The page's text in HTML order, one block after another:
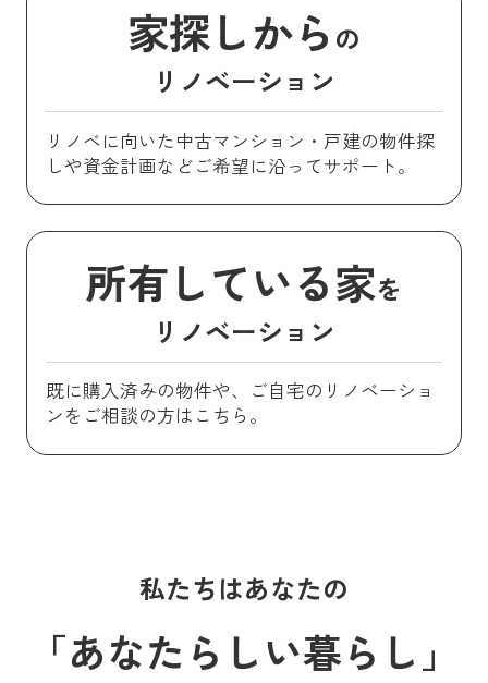
家探しから の
リノベーション
リノベに向いた中古マンション・戸建の物件探
しや資金計画などご希望に沿ってサポート。
所有している家を
リノベーション
既に購入済みの物件や、ご自宅のリノベーショ
ンをご相談の方はこちら。
私たちはあなたの
「あなたらしい暮らし」